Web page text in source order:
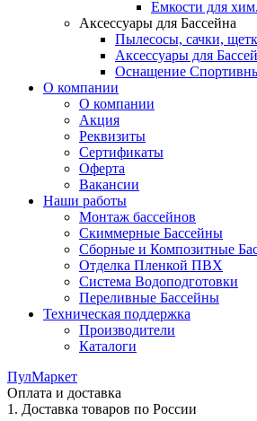
Емкости для
Аксессуары для Бассейна
Пылесосы, сачки,
Аксессуары для
Оснащение
О компании
О компании
Акция
Реквизиты
Сертификаты
Оферта
Вакансии
Наши работы
Монтаж бассейнов
Скиммерные Бассейны
Сборные и Композитные
Отделка Пленкой ПВХ
Система Водоподготовки
Переливные Бассейны
Техническая поддержка
Производители
Каталоги
ПулМаркет
Оплата и доставка
1. Доставка товаров по России